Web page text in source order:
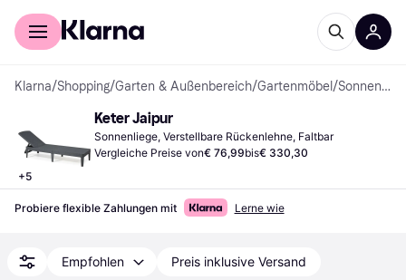
Für Shopper
Klarna/Shopping/Garten & Außenbereich/Gartenmöbel / Sonnenliegen
+5
Keter Jaipur
Sonnenliege, Verstellbare Rückenlehne, Faltbar
Vergleiche Preise von€ 76,99bis€ 330,30
Probiere flexible Zahlungen mit Lerne wie
Empfohlen Preis inklusive Versand